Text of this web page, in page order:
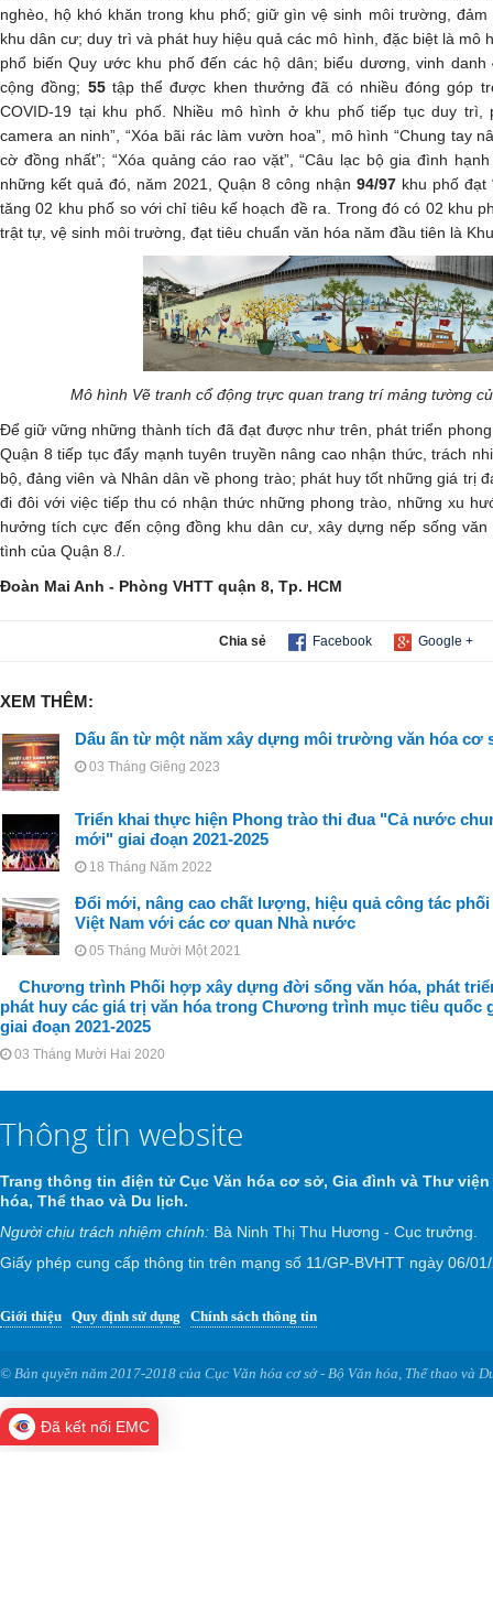
nghèo, hộ khó khăn trong khu phố; giữ gìn vệ sinh môi trường,
khu dân cư; duy trì và phát huy hiệu quả các mô hình, đặc biệt là mô
phổ biến Quy ước khu phố đến các hộ dân; biểu dương, vinh danh
cộng đồng; 55tập thể được khen thưởng đã có nhiều đóng góp
COVID-19 tại khu phố. Nhiều mô hình ở khu phố tiếp tục duy trì,
camera an ninh”, “Xóa bãi rác làm vườn hoa”, mô hình “Chung tay
cờ đồng nhất”; “Xóa quảng cáo rao vặt”, “Câu lạc bộ gia đình
những kết quả đó, năm 2021, Quận 8 công nhận 94/97 khu phố đạt
tăng 02 khu phố so với chỉ tiêu kế hoạch đề ra. Trong đó có 02 khu
trật tự, vệ sinh môi trường, đạt tiêu chuẩn văn hóa năm đầu tiên là
Mô hình Vẽ tranh cổ động trực quan trang trí mảng tường
Để giữ vững những thành tích đã đạt được như trên, phát triển
Quận 8 tiếp tục đẩy mạnh tuyên truyền nâng cao nhận thức, trách
bộ, đảng viên và Nhân dân về phong trào; phát huy tốt những giá trị
đi đôi với việc tiếp thu có nhận thức những phong trào, những xu
hưởng tích cực đến cộng đồng khu dân cư, xây dựng nếp sống
tình của Quận 8./.
Đoàn Mai Anh - Phòng VHTT quận 8, Tp. HCM
Chia sẻ Facebook Google +
XEM THÊM:
Dấu ấn từ một năm xây dựng môi trường văn hóa cơ
03 Tháng Giêng 2023
Triển khai thực hiện Phong trào thi đua "Cả nước
mới" giai đoạn 2021-2025
18 Tháng Năm 2022
Đổi mới, nâng cao chất lượng, hiệu quả công tác
Việt Nam với các cơ quan Nhà nước
05 Tháng Mười Một 2021
Chương trình Phối hợp xây dựng đời sống văn hóa, phát
phát huy các giá trị văn hóa trong Chương trình mục tiêu quốc
giai đoạn 2021-2025
03 Tháng Mười Hai 2020
Thông tin website
Trang thông tin điện tử Cục Văn hóa cơ sở, Gia đình và Thư viện
hóa, Thể thao và Du lịch.
Người chịu trách nhiệm chính: Bà Ninh Thị Thu Hương - Cục trưởng.
Giấy phép cung cấp thông tin trên mạng số 11/GP-BVHTT ngày 06/
Giới thiệu Quy định sử dụng Chính sách thông tin
© Bản quyền năm 2017-2018 của Cục Văn hóa cơ sở - Bộ Văn hóa, Thể thao và
Đã kết nối EMC